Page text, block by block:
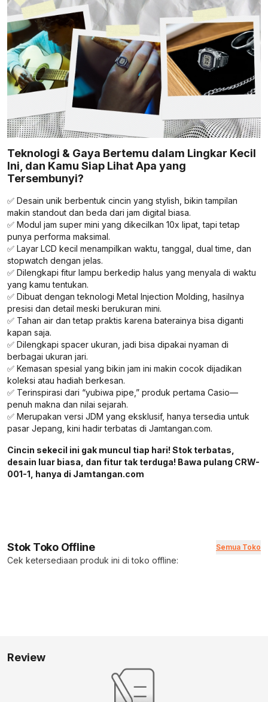
Teknologi & Gaya Bertemu dalam Lingkar Kecil
Ini, dan Kamu Siap Lihat Apa yang
Tersembunyi?
✅ Desain unik berbentuk cincin yang stylish, bikin tampilan
makin standout dan beda dari jam digital biasa.
✅ Modul jam super mini yang dikecilkan 10x lipat, tapi tetap
punya performa maksimal.
✅ Layar LCD kecil menampilkan waktu, tanggal, dual time, dan
stopwatch dengan jelas.
✅ Dilengkapi fitur lampu berkedip halus yang menyala di waktu
yang kamu tentukan.
✅ Dibuat dengan teknologi Metal Injection Molding, hasilnya
presisi dan detail meski berukuran mini.
✅ Tahan air dan tetap praktis karena baterainya bisa diganti
kapan saja.
✅ Dilengkapi spacer ukuran, jadi bisa dipakai nyaman di
berbagai ukuran jari.
✅ Kemasan spesial yang bikin jam ini makin cocok dijadikan
koleksi atau hadiah berkesan.
✅ Terinspirasi dari “yubiwa pipe,” produk pertama Casio—
penuh makna dan nilai sejarah.
✅ Merupakan versi JDM yang eksklusif, hanya tersedia untuk
pasar Jepang, kini hadir terbatas di Jamtangan.com.
Cincin sekecil ini gak muncul tiap hari! Stok terbatas,
desain luar biasa, dan fitur tak terduga! Bawa pulang CRW-
001-1, hanya di Jamtangan.com
Stok Toko Offline Semua Toko
Cek ketersediaan produk ini di toko offline:
Review